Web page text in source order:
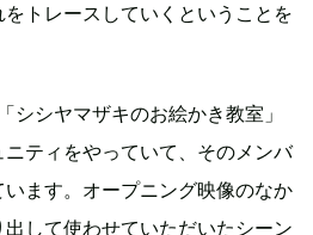
トレースしていくということを
シシヤマザキのお絵かき教室」
ティをやっていて、そのメンバ
ます。オープニング映像のなか
して使わせていただいたシーン